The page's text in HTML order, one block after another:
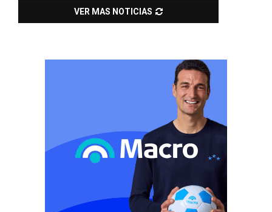
VER MAS NOTICIAS